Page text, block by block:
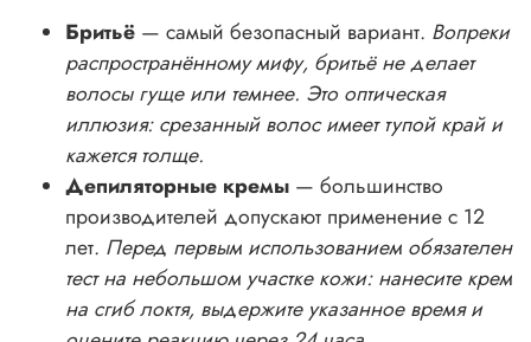
Бритьё — самый безопасный вариант. Вопреки
распространённому мифу, бритьё не делает
волосы гуще или темнее. Это оптическая
иллюзия: срезанный волос имеет тупой край и
кажется толще.
Депиляторные кремы — большинство
производителей допускают применение с 12
лет. Перед первым использованием обязателен
тест на небольшом участке кожи: нанесите крем
на сгиб локтя, выдержите указанное время и